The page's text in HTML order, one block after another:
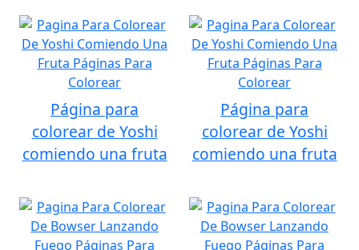
Página para
colorear de Yoshi
comiendo una fruta
Página para
colorear de Yoshi
comiendo una fruta